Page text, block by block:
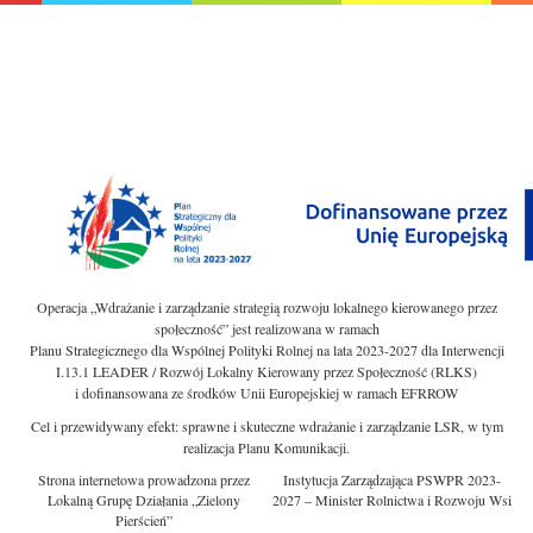
Operacja „Wdrażanie i zarządzanie strategią rozwoju lokalnego kierowanego przez
społeczność” jest realizowana w ramach
Planu Strategicznego dla Wspólnej Polityki Rolnej na lata 2023-2027 dla Interwencji
I.13.1 LEADER / Rozwój Lokalny Kierowany przez Społeczność (RLKS)
i dofinansowana ze środków Unii Europejskiej w ramach EFRROW
Cel i przewidywany efekt: sprawne i skuteczne wdrażanie i zarządzanie LSR, w tym
realizacja Planu Komunikacji.
Strona internetowa prowadzona przez
Lokalną Grupę Działania „Zielony
Pierścień”
Instytucja Zarządzająca PSWPR 2023-
2027 – Minister Rolnictwa i Rozwoju Wsi